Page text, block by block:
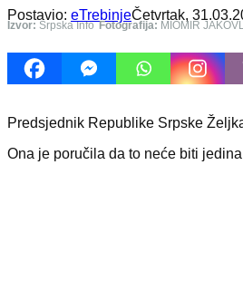
Postavio: eTrebinjeČetvrtak,
Izvor: Srpska Info Fotografija: MIOMIR
Predsjednik Republike Srpske
Ona je poručila da to neće biti